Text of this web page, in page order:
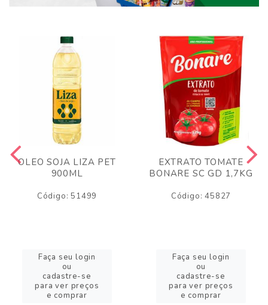
OLEO SOJA LIZA PET
900ML
Código: 51499
Faça seu login
ou
cadastre-se
para ver preços
e comprar
EXTRATO TOMATE
BONARE SC GD 1,7KG
Código: 45827
Faça seu login
ou
cadastre-se
para ver preços
e comprar